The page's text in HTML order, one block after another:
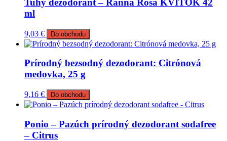
Tuhý dezodorant – Ranná Rosa KVITOK 42
ml
9,03 € Do obchodu
Prírodný bezsodný dezodorant: Citrónová
medovka, 25 g
9,16 € Do obchodu
Ponio – Pazúch prírodný dezodorant sodafree
– Citrus